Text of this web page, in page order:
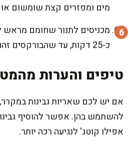
מים ומפזרים קצת שומשום
כ-25 דקות, עד שהבורקסים זהובים ומלאי חיים.
טיפים והערות
אם יש לכם שאריות גבינות
להשתמש בהן. אפשר להוסיף
אפילו קוטג' לנגיעה רכה יותר.